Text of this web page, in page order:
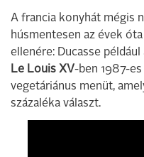
A francia konyhát mégis
húsmentesen az évek
ellenére: Ducasse
Le Louis XV-ben 1987-
vegetáriánus menüt,
százaléka választ.